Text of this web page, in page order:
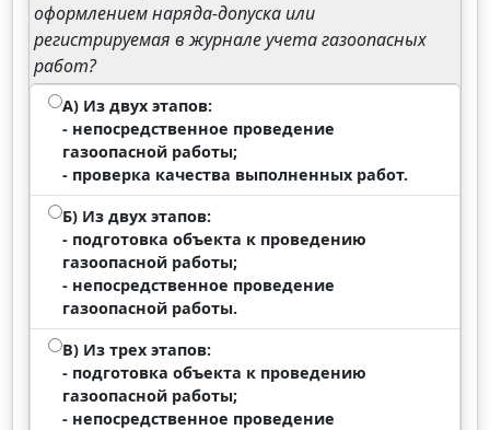
оформлением наряда-допуска или
регистрируемая в журнале учета газоопасных
работ?
А) Из двух этапов:
- непосредственное проведение
газоопасной работы;
- проверка качества выполненных работ.
Б) Из двух этапов:
- подготовка объекта к проведению
газоопасной работы;
- непосредственное проведение
газоопасной работы.
В) Из трех этапов:
- подготовка объекта к проведению
газоопасной работы;
- непосредственное проведение